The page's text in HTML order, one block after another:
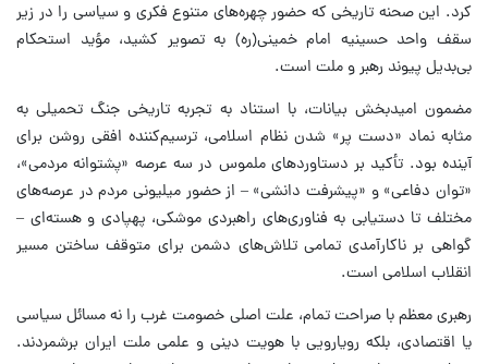
کرد. این صحنه تاریخی که حضور چهره‌های متنوع فکری و سیاسی را در زیر
سقف واحد حسینیه امام خمینی(ره) به تصویر کشید، مؤید استحکام
بی‌بدیل پیوند رهبر و ملت است.
مضمون امیدبخش بیانات، با استناد به تجربه تاریخی جنگ تحمیلی به
مثابه نماد «دست پر» شدن نظام اسلامی، ترسیم‌کننده افقی روشن برای
آینده بود. تأکید بر دستاوردهای ملموس در سه عرصه «پشتوانه مردمی»،
«توان دفاعی» و «پیشرفت دانشی» – از حضور میلیونی مردم در عرصه‌های
مختلف تا دستیابی به فناوری‌های راهبردی موشکی، پهپادی و هسته‌ای –
گواهی بر ناکارآمدی تمامی تلاش‌های دشمن برای متوقف ساختن مسیر
انقلاب اسلامی است.
رهبری معظم با صراحت تمام، علت اصلی خصومت غرب را نه مسائل سیاسی
یا اقتصادی، بلکه رویارویی با هویت دینی و علمی ملت ایران برشمردند.